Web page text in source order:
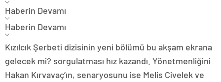
Haberin Devamı
Haberin Devamı
Kızılcık Şerbeti dizisinin yeni bölümü bu akşam ekrana
gelecek mi? sorgulatması hız kazandı. Yönetmenliğini
Hakan Kırvavaç’ın, senaryosunu ise Melis Civelek ve